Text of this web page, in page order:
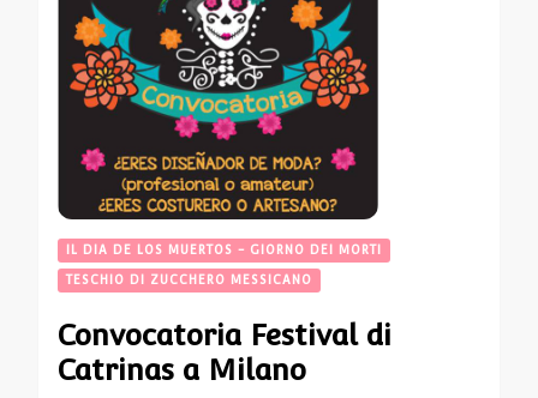
IL DIA DE LOS MUERTOS - GIORNO DEI MORTI
TESCHIO DI ZUCCHERO MESSICANO
Convocatoria Festival di
Catrinas a Milano